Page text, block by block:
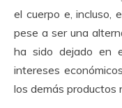
el cuerpo e, incluso,
pese a ser una
ha sido dejado en
intereses
los demás productos